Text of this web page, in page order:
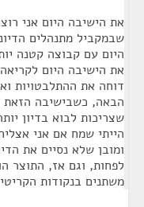
את הישיבה היום אני
שבמקביל מתנהלים
היום עם קבוצה קטנה
את הישיבה היום
דוחה את ההתלבטויות
הבאה, כשבישיבה הזאת
שצריכות לבוא בדיון
הייתי שמח אם אני
ומובן שלא נסיים את
לפחות, וגם אז, התוצר
משתנים בנקודות